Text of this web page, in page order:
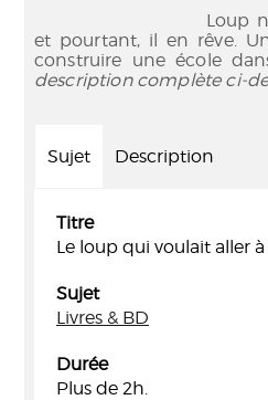
Loup
et pourtant, il en rêve.
construire une école
description complète ci-
Sujet Description
Titre
Le loup qui voulait aller
Sujet
Livres & BD
Durée
Plus de 2h.